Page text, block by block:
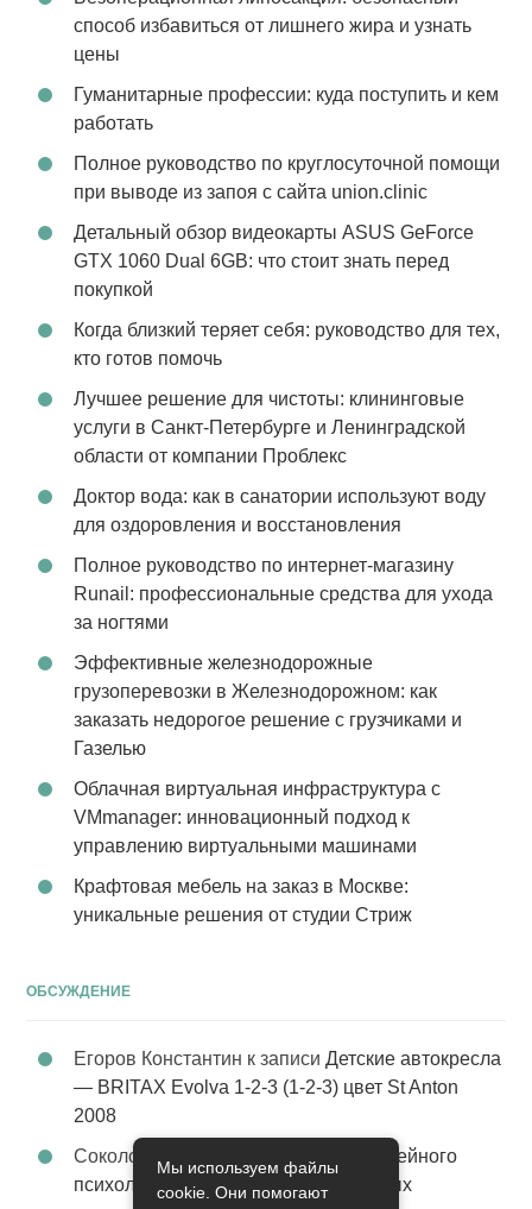
способ избавиться от лишнего жира и узнать
цены
Гуманитарные профессии: куда поступить и кем
работать
Полное руководство по круглосуточной помощи
при выводе из запоя с сайта union.clinic
Детальный обзор видеокарты ASUS GeForce
GTX 1060 Dual 6GB: что стоит знать перед
покупкой
Когда близкий теряет себя: руководство для тех,
кто готов помочь
Лучшее решение для чистоты: клининговые
услуги в Санкт-Петербурге и Ленинградской
области от компании Проблекс
Доктор вода: как в санатории используют воду
для оздоровления и восстановления
Полное руководство по интернет-магазину
Runail: профессиональные средства для ухода
за ногтями
Эффективные железнодорожные
грузоперевозки в Железнодорожном: как
заказать недорогое решение с грузчиками и
Газелью
Облачная виртуальная инфраструктура с
VMmanager: инновационный подход к
управлению виртуальными машинами
Крафтовая мебель на заказ в Москве:
уникальные решения от студии Стриж
ОБСУЖДЕНИЕ
Егоров Константин к записиДетские автокресла
— BRITAX Evolva 1-2-3 (1-2-3) цвет St Anton
2008
Соколова Эльза
Услуги семейного
психолога – стабильность в семейных
Мы используем файлы
cookie. Они помогают